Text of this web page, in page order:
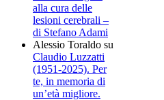
alla cura delle
lesioni cerebrali –
di Stefano Adami
Alessio Toraldo su
Claudio Luzzatti
(1951-2025). Per
te, in memoria di
un’età migliore.